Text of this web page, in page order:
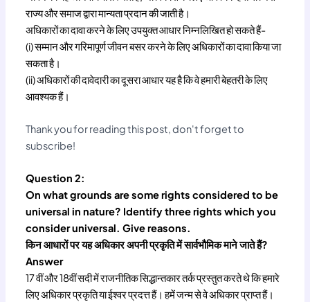
राज्य और समाज द्वारा मान्यता प्रदान की जाती है।
अधिकारों का दावा करने के लिए उपयुक्त आधार निम्नलिखित हो सकते हैं-
(i) सम्मान और गरिमापूर्ण जीवन बसर करने के लिए अधिकारों का दावा किया जा
सकता है।
(ii) अधिकारों की दावेदारी का दूसरा आधार यह है कि वे हमारी बेहतरी के लिए
आवश्यक हैं।
Thank you for reading this post, don't forget to
subscribe!
Question 2:
On what grounds are some rights considered to be
universal in nature? Identify three rights which you
consider universal. Give reasons.
किन आधारों पर यह अधिकार अपनी प्रकृति में सार्वभौमिक माने जाते हैं?
Answer
17 वीं और 18वीं सदी में राजनीतिक सिद्धान्तकार तर्क प्रस्तुत करते थे कि हमारे
लिए अधिकार प्रकृति या ईश्वर प्रदत्त हैं। हमें जन्म से वे अधिकार प्राप्त हैं।